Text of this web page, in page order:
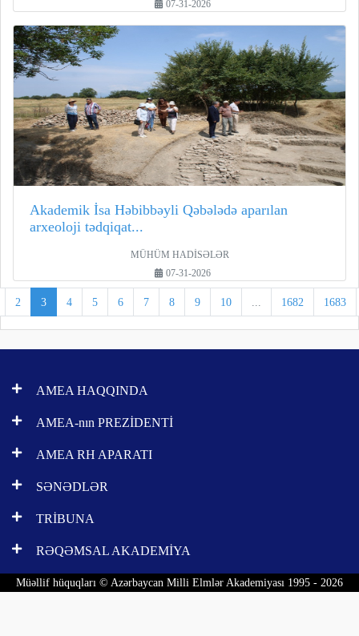
07-31-2026
Akademik İsa Həbibbəyli Qəbələdə aparılan
arxeoloji tədqiqat...
MÜHÜM HADİSƏLƏR
07-31-2026
2 3 4 5 6 7 8 9 10 ... 1682 1683
AMEA HAQQINDA
AMEA-nın PREZİDENTİ
AMEA RH APARATI
SƏNƏDLƏR
TRİBUNA
RƏQƏMSAL AKADEMİYA
Müəllif hüquqları © Azərbaycan Milli Elmlər Akademiyası 1995 - 2026